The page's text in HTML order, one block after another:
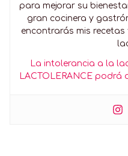
para mejorar su
gran cocinera y
encontrarás mis
La intolerancia a la
LACTOLERANCE